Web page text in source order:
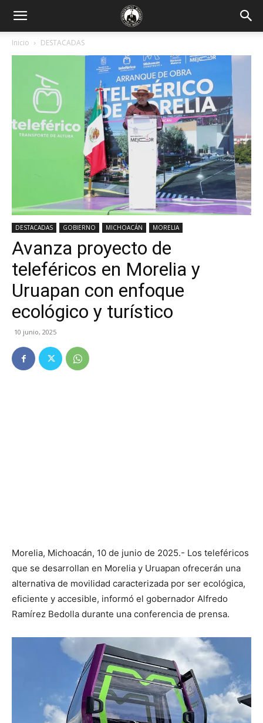
Inicio DESTACADAS
DESTACADAS GOBIERNO MICHOACÁN MORELIA
Avanza proyecto de
teleféricos en Morelia y
Uruapan con enfoque
ecológico y turístico
10 junio, 2025
Morelia, Michoacán, 10 de junio de 2025.- Los teleféricos
que se desarrollan en Morelia y Uruapan ofrecerán una
alternativa de movilidad caracterizada por ser ecológica,
eficiente y accesible, informó el gobernador Alfredo
Ramírez Bedolla durante una conferencia de prensa.